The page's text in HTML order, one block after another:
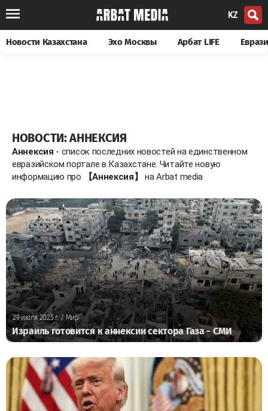
KZ
Новости Казахстана Эхо Москвы Арбат LIFE
НОВОСТИ: АННЕКСИЯ
Аннексия - список последних новостей на единственном
евразийском портале в Казахстане. Читайте новую
информацию про
【Аннексия】 на Arbat media
29 июля 2025 г./ Мир
Израиль готовится к аннексии сектора Газа - СМИ